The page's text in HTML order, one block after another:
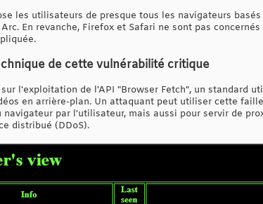
les utilisateurs de presque tous les navigateurs
En revanche, Firefox et Safari ne sont pas
de cette vulnérabilité critique
l'exploitation de l'API "Browser Fetch", un standard
en arrière-plan. Un attaquant peut utiliser cette
par l'utilisateur, mais aussi pour servir de
distribué (DDoS).